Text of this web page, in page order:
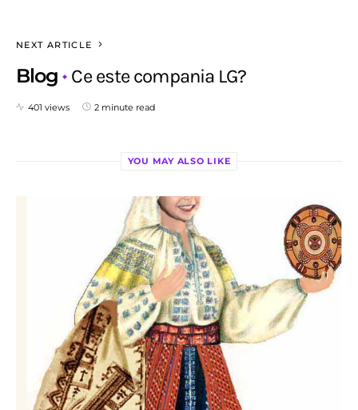
NEXT ARTICLE
Blog Ce este compania LG?
401 views 2 minute read
YOU MAY ALSO LIKE